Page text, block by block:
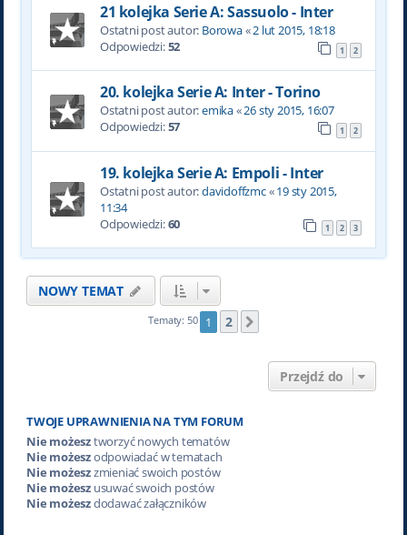
21 kolejka Serie A: Sassuolo - Inter
Ostatni post autor: Borowa«2 lut 2015, 18:18
Odpowiedzi:52 1 2
20. kolejka Serie A: Inter - Torino
Ostatni post autor:emika«26 sty 2015, 16:07
Odpowiedzi:57 1 2
19. kolejka Serie A: Empoli - Inter
Ostatni post autor:davidoffzmc«19 sty 2015,
11:34
Odpowiedzi:60 1 2 3
NOWY TEMAT
Tematy: 50 1 2
Przejdź do
TWOJE UPRAWNIENIA NA TYM FORUM
Nie możesztworzyć nowych tematów
Nie możeszodpowiadać w tematach
Nie możeszzmieniać swoich postów
Nie możeszusuwać swoich postów
Nie możeszdodawać załączników